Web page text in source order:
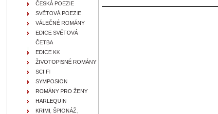
ČESKÁ POEZIE
SVĚTOVÁ POEZIE
VÁLEČNÉ ROMÁNY
EDICE SVĚTOVÁ
ČETBA
EDICE KK
ŽIVOTOPISNÉ ROMÁNY
SCI FI
SYMPOSION
ROMÁNY PRO ŽENY
HARLEQUIN
KRIMI, ŠPIONÁŽ,